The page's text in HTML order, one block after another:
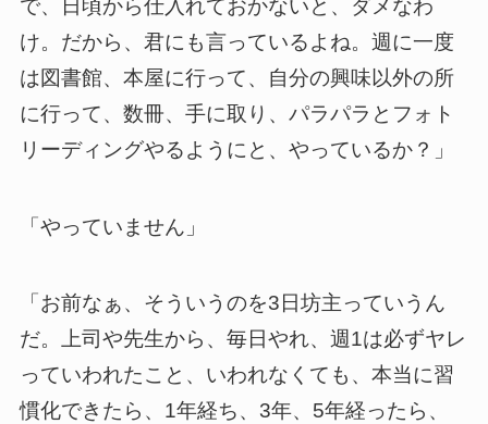
で、日頃から仕入れておかないと、ダメなわ
け。だから、君にも言っているよね。週に一度
は図書館、本屋に行って、自分の興味以外の所
に行って、数冊、手に取り、パラパラとフォト
リーディングやるようにと、やっているか？」
「やっていません」
「お前なぁ、そういうのを3日坊主っていうん
だ。上司や先生から、毎日やれ、週1は必ずヤレ
っていわれたこと、いわれなくても、本当に習
慣化できたら、1年経ち、3年、5年経ったら、